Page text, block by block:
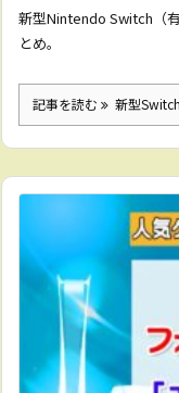
新型Nintendo Switch（
とめ。
記事を読む 新型